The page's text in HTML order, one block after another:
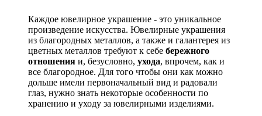
Каждое ювелирное украшение - это уникальное
произведение искусства. Ювелирные украшения
из благородных металлов, а также и галантерея из
цветных металлов требуют к себе бережного
отношения и, безусловно, ухода, впрочем, как и
все благородное. Для того чтобы они как можно
дольше имели первоначальный вид и радовали
глаз, нужно знать некоторые особенности по
хранению и уходу за ювелирными изделиями.